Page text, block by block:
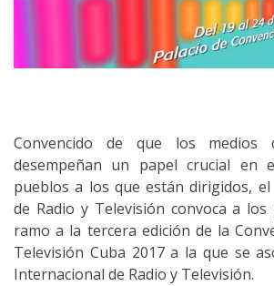
Convencido de que los medios
desempeñan un papel crucial en
pueblos a los que están dirigidos,
de Radio y Televisión convoca a
ramo a la tercera edición de la
Televisión Cuba 2017 a la que se
Internacional de Radio y Televisión.